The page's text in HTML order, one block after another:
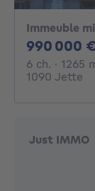
Immeuble
990 000
6 ch. 6
· 1265
1090 Jette
Just IMMO